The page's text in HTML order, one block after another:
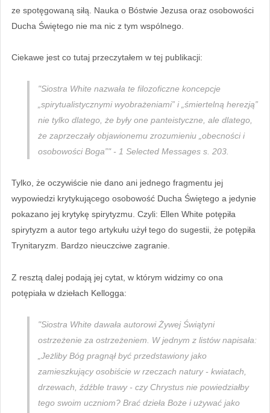
ze spotęgowaną siłą. Nauka o Bóstwie Jezusa oraz osobowości
Ducha Świętego nie ma nic z tym wspólnego.
Ciekawe jest co tutaj przeczytałem w tej publikacji:
"Siostra White nazwała te filozoficzne koncepcje
„spirytualistycznymi wyobrażeniami” i „śmiertelną herezją”
nie tylko dlatego, że były one panteistyczne, ale dlatego,
że zaprzeczały objawionemu zrozumieniu „obecności i
osobowości Boga”" - 1 Selected Messages s. 203.
Tylko, że oczywiście nie dano ani jednego fragmentu jej
wypowiedzi krytykującego osobowość Ducha Świętego a jedynie
pokazano jej krytykę spirytyzmu. Czyli: Ellen White potępiła
spirytyzm a autor tego artykułu użył tego do sugestii, że potępiła
Trynitaryzm. Bardzo nieuczciwe zagranie.
Z resztą dalej podają jej cytat, w którym widzimy co ona
potępiała w dziełach Kellogga:
"Siostra White dawała autorowi Żywej Świątyni
ostrzeżenie za ostrzeżeniem. W jednym z listów napisała:
„Jeżliby Bóg pragnął być przedstawiony jako
zamieszkujący osobiście w rzeczach natury - kwiatach,
drzewach, źdźble trawy - czy Chrystus nie powiedziałby
tego swoim uczniom? Brać dzieła Boże i używać jako